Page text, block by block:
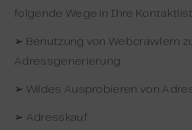
folgende Wege in Ihre
➢ Benutzung von Webcrawlern
Adressgenerierung
➢ Wildes Ausprobieren von
➢ Adresskauf